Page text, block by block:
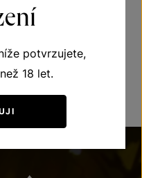
potvrzujete,
18 let.